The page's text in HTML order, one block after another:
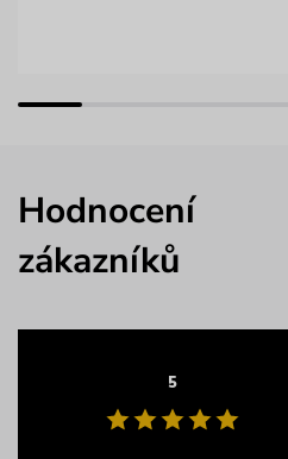
Hodnocení
zákazníků
5